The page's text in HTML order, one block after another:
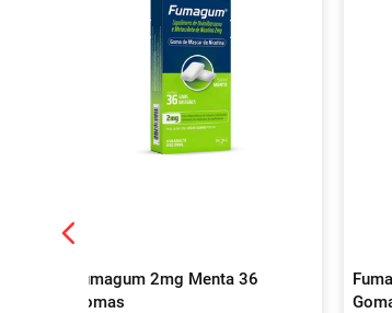
Fumagum 2mg Menta 36
Gomas